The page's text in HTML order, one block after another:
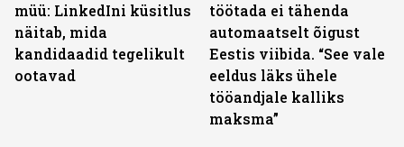
müü: LinkedIni küsitlus
näitab, mida
kandidaadid tegelikult
ootavad
töötada ei tähenda
automaatselt õigust
Eestis viibida. “See vale
eeldus läks ühele
tööandjale kalliks
maksma”